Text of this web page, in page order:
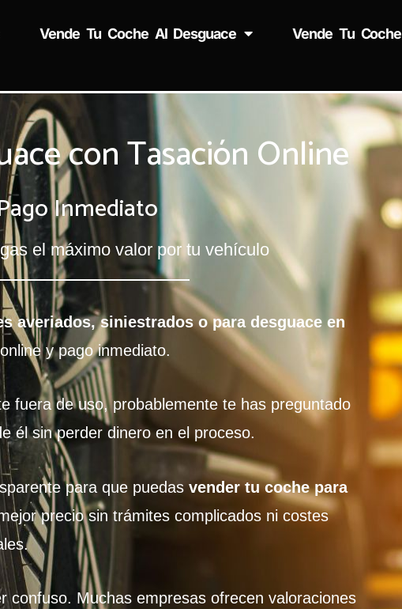
Vende Tu Coche Al Desguace Vende Tu Coche
con Tasación Online
Inmediato
el máximo valor por tu vehículo
averiados, siniestrados o para desguace en
y pago inmediato.
fuera de uso, probablemente te has preguntado
él sin perder dinero en el proceso.
para que puedas vender tu coche para
precio sin trámites complicados ni costes
confuso. Muchas empresas ofrecen valoraciones